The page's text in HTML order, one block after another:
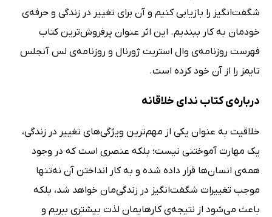
شگفت‌انگیز را بازیابی کنیم و آن برای تغییر در زندگی و حرفه‌ی
خودمان به کار ببندیم. این اثر عنوان پرفروش‌ترین کتاب
فهرست روزنامه‌ی وال استریت ژورنال و روزنامه‌ی لس آنجلس
تایمز را از آن خود کرده است.
درباره‌ی کتاب ندای خلاقانه
خلاقیت به عنوان یکی از مهم‌ترین ویژگی‌های تغییر در زندگی،
یک مهارت آموختنی نیست؛ بلکه عنصری است که در وجود
همه‌ی انسان‌ها قرار داده شده و به کار انداختن آن نه‌تنها
موجب تغییرات شگفت‌انگیز در زندگی‌مان خواهد شد، بلکه
باعث می‌شود از نتیجه‌ی کارهایمان لذت بیشتری ببریم و